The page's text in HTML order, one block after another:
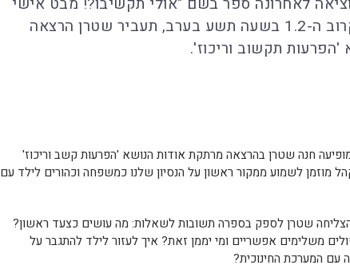
על ADHD בהוצאת פוקוס. ביום רביעי הקרוב ה-1.2 בשעה תשע בערב, תעביר שטרן הרצאה
'הפרעות תקשוב וריכוז'.
תשע בערב, מופיעה חנה שטרן בהרצאה מרתקת אודות הנושא 'הפרעות קשב וריכוז'
מוזמן לשמוע ממקור ראשון על הנסיון שלנו כמשפחה וכהורים לילד עם
שטרן לספק בספרה תשובות לשאלות: מה עושים כצעד ראשון?
משלימים אפשריים ומי יממן זאת? איך לעזור לילד להתגבר על
המערכת החינוכית?